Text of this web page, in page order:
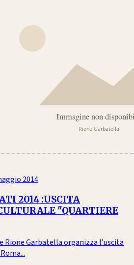
2014
2014 :USCITA
"QUARTIERE
Rione Garbatella organizza l’uscita